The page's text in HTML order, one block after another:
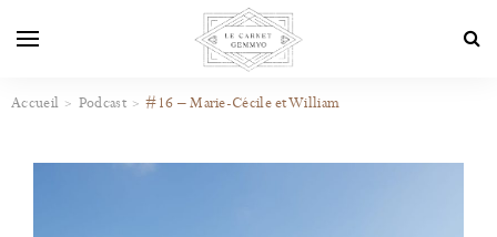
Accueil Podcast #16 – Marie-Cécile et William